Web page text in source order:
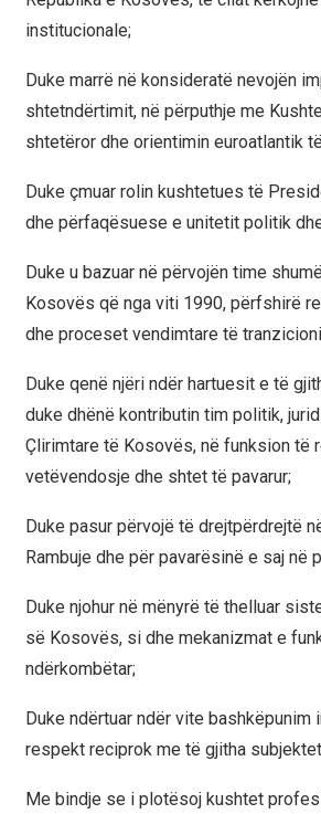
institucionale;
Duke marrë në konsideratë nevojën
shtetndërtimit, në përputhje me
shtetëror dhe orientimin euroatlantik
Duke çmuar rolin kushtetues të
dhe përfaqësuese e unitetit politik
Duke u bazuar në përvojën time
Kosovës që nga viti 1990, përfshirë
dhe proceset vendimtare të
Duke qenë njëri ndër hartuesit e të
duke dhënë kontributin tim politik,
Çlirimtare të Kosovës, në funksion
vetëvendosje dhe shtet të pavarur;
Duke pasur përvojë të drejtpërdrejtë
Rambuje dhe për pavarësinë e saj
Duke njohur në mënyrë të thelluar
së Kosovës, si dhe mekanizmat e
ndërkombëtar;
Duke ndërtuar ndër vite
respekt reciprok me të gjitha
Me bindje se i plotësoj kushtet